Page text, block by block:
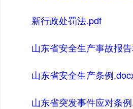
新行政处罚法.pdf
山东省安全生产事故报
山东省安全生产条例
山东省突发事件应对条